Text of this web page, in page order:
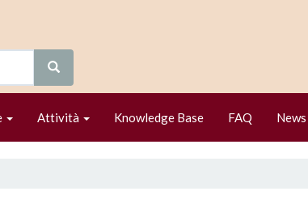
Attività Knowledge Base FAQ News